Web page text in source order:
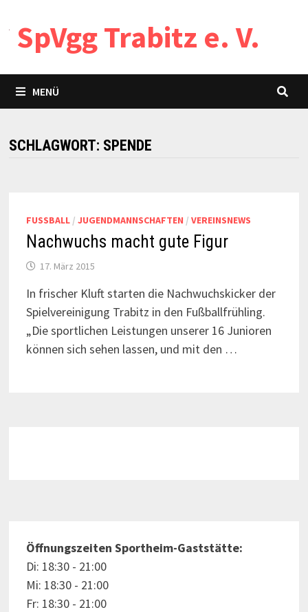
Inhalt
springen
SpVgg Trabitz e. V.
MENÜ
SCHLAGWORT: SPENDE
FUSSBALL / JUGENDMANNSCHAFTEN / VEREINSNEWS
Nachwuchs macht gute Figur
17. März 2015
In frischer Kluft starten die Nachwuchskicker der
Spielvereinigung Trabitz in den Fußballfrühling.
„Die sportlichen Leistungen unserer 16 Junioren
können sich sehen lassen, und mit den …
Öffnungszeiten Sportheim-Gaststätte:
Di: 18:30 - 21:00
Mi: 18:30 - 21:00
Fr: 18:30 - 21:00